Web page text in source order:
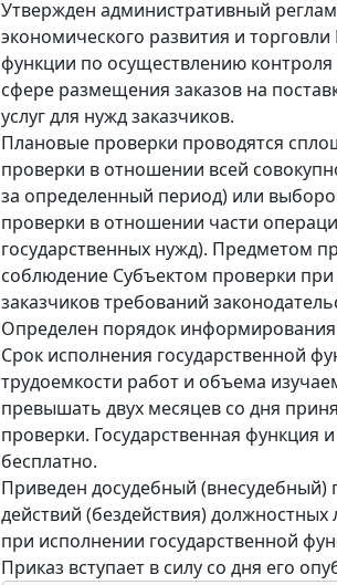
Утвержден административный
экономического развития и
функции по осуществлению
сфере размещения заказов на
услуг для нужд заказчиков.
Плановые проверки проводятся
проверки в отношении всей
за определенный период) или
проверки в отношении части
государственных нужд). Предметом
соблюдение Субъектом проверки
заказчиков требований
Определен порядок
Срок исполнения государственной
трудоемкости работ и объема
превышать двух месяцев со дня
проверки. Государственная
бесплатно.
Приведен досудебный
действий (бездействия)
при исполнении государственной
Приказ вступает в силу со дня его